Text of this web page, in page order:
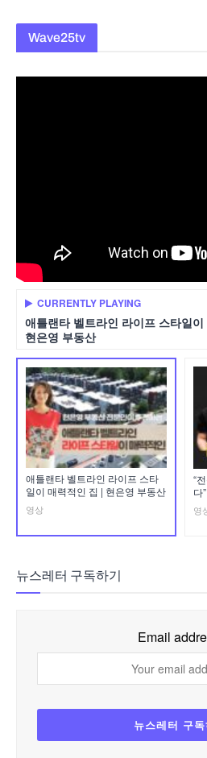
Wave25tv
CURRENTLY PLAYING
애틀랜타 벨트라인 라이프 스타일
현은영 부동산
애틀랜타 벨트라인 라이프 스타
일이 매력적인 집 | 현은영 부동산
영상
“
다”
영
뉴스레터 구독하기
Email